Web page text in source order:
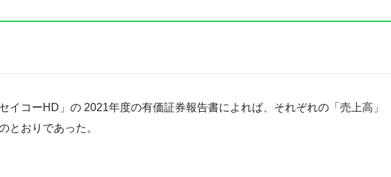
イコーHD」の 2021年度の有価証券報告書によれば、それぞれの「売上高」
とおりであった。